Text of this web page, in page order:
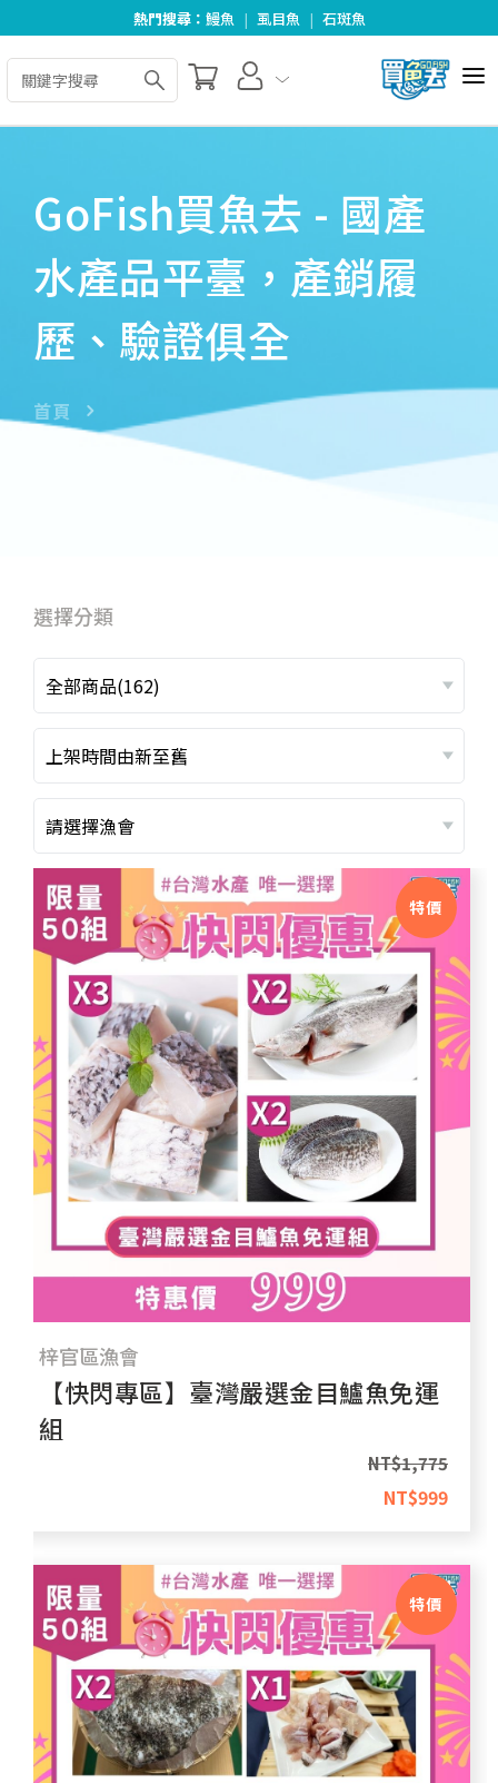
熱門搜尋： 鰻魚 | 虱目魚 | 石斑魚
全部商品
好食好料理
合作夥伴
最新消息
GoFish買魚去 - 國產
水產品平臺，產銷履
歷、驗證俱全
首頁
選擇分類
全部商品(162)
上架時間由新至舊
請選擇漁會
特價
梓官區漁會
【快閃專區】臺灣嚴選金目鱸魚免運
組
NT$1,775
NT$999
特價